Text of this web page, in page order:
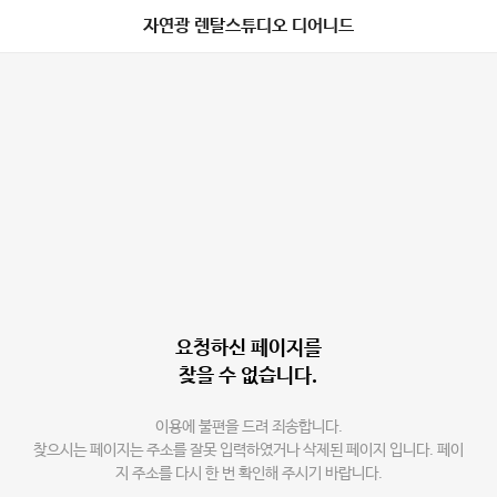
자연광 렌탈스튜디오 디어니드
요청하신 페이지를
찾을 수 없습니다.
이용에 불편을 드려 죄송합니다.
찾으시는 페이지는 주소를 잘못 입력하였거나 삭제된 페이지 입니다. 페이
지 주소를 다시 한 번 확인해 주시기 바랍니다.